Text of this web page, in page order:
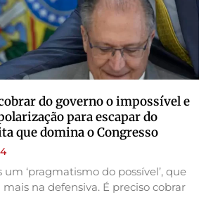
do governo o impossível e
para escapar do
que domina o Congresso
um ‘pragmatismo do possível’, que
mais na defensiva. É preciso cobrar